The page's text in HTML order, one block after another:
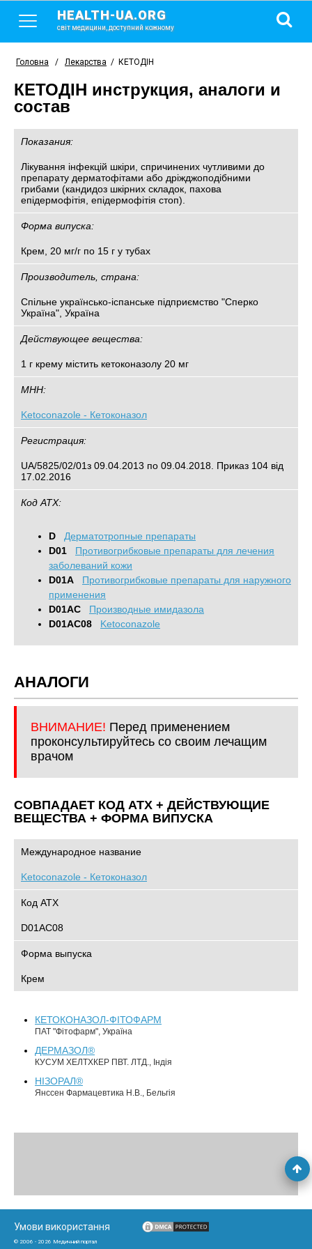
HEALTH-UA.ORG
світ медицини, доступний кожному
Головна / Лекарства / КЕТОДІН
КЕТОДІН инструкция, аналоги и
состав
Показания:
Лікування інфекцій шкіри, спричинених чутливими до
препарату дерматофітами або дріжджоподібними
грибами (кандидоз шкірних складок, пахова
епідермофітія, епідермофітія стоп).
Форма випуска:
Крем, 20 мг/г по 15 г у тубах
Производитель, страна:
Спільне українсько-іспанське підприємство "Сперко
Україна", Україна
Действующее вещества:
1 г крему містить кетоконазолу 20 мг
МНН:
Ketoconazole - Кетоконазол
Регистрация:
UA/5825/02/01з 09.04.2013 по 09.04.2018. Приказ 104 від
17.02.2016
Код АТХ:
D
Дерматотропные препараты
D01
Противогрибковые препараты для лечения
заболеваний кожи
D01A
Противогрибковые препараты для наружного
применения
D01AC
Производные имидазола
D01AC08
Ketoconazole
АНАЛОГИ
ВНИМАНИЕ! Перед применением
проконсультируйтесь со своим лечащим
врачом
СОВПАДАЕТ КОД ATХ + ДЕЙСТВУЮЩИЕ
ВЕЩЕСТВА + ФОРМА ВИПУСКА
Международное название
Ketoconazole - Кетоконазол
Код АТХ
D01AC08
Форма выпуска
Крем
КЕТОКОНАЗОЛ-ФІТОФАРМ
ПАТ "Фітофарм", Україна
ДЕРМАЗОЛ®
КУСУМ ХЕЛТХКЕР ПВТ. ЛТД., Індія
НІЗОРАЛ®
Янссен Фармацевтика Н.В., Бельгія
Умови використання
© 2006 - 2026 Медичний портал